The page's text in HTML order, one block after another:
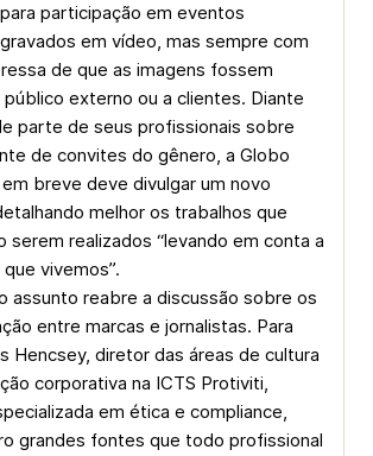
participação em eventos
em vídeo, mas sempre com
de que as imagens fossem
público externo ou a clientes. Diante
parte de seus profissionais sobre
de convites do gênero, a Globo
breve deve divulgar um novo
melhor os trabalhos que
serem realizados “levando em conta a
vivemos”.
assunto reabre a discussão sobre os
entre marcas e jornalistas. Para
Hencsey, diretor das áreas de cultura
corporativa na ICTS Protiviti,
em ética e compliance,
grandes fontes que todo profissional